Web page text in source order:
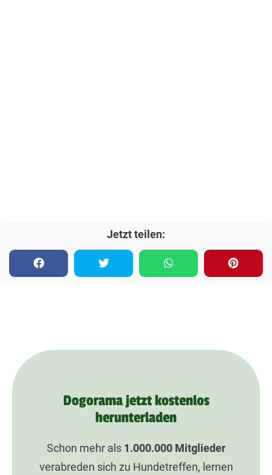
Jetzt teilen:
Dogorama jetzt kostenlos
herunterladen
Schon mehr als 1.000.000Mitglieder
verabreden sich zu Hundetreffen, lernen